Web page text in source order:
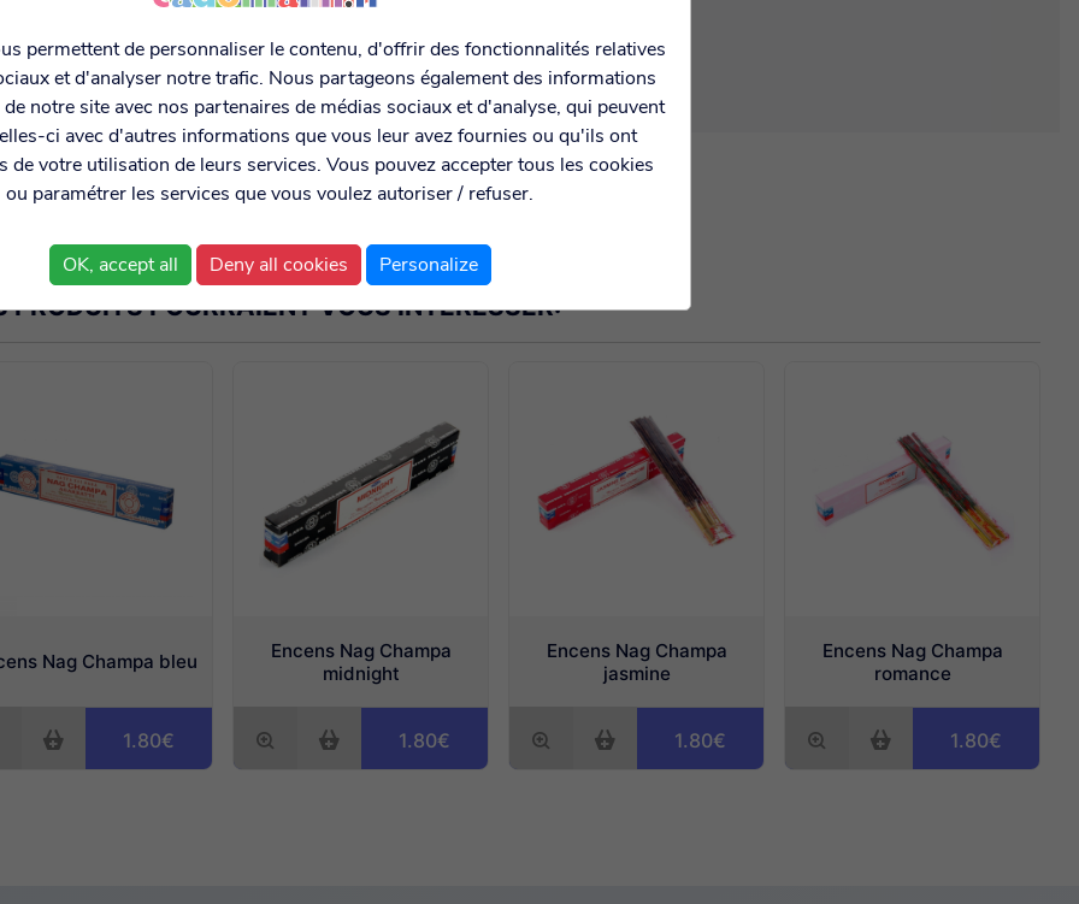
PRODUITS POURRAIENT VOUS INTERESSER:
Nag Champa bleu
1.80€
Encens Nag Champa
midnight
1.80€
Encens Nag Champa
jasmine
1.80€
Encens Nag Champa
romance
1.80€
permettent de personnaliser le contenu, d'offrir des fonctionnalités relatives
et d'analyser notre trafic. Nous partageons également des informations
notre site avec nos partenaires de médias sociaux et d'analyse, qui peuvent
ci avec d'autres informations que vous leur avez fournies ou qu'ils ont
de votre utilisation de leurs services. Vous pouvez accepter tous les cookies
ou paramétrer les services que vous voulez autoriser / refuser.
OK, accept all Deny all cookies Personalize